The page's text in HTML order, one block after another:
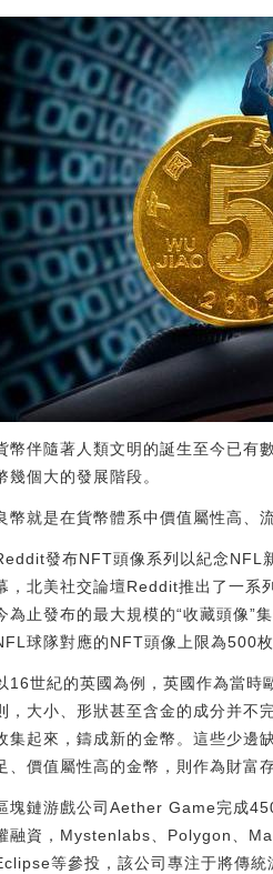
幣伴隨著人類文明的誕生至今已有
幾個大的發展階段。
幣就是在貨幣體系中價值屬性高、
發布NFT頭像系列以紀念NFL
，北美社交論壇Reddit推出了一系
為止發布的最大規模的“收藏頭像”
球隊對應的NFT頭像上限為500
16世紀的英國為例，英國作為當時
，大小、形狀甚至含金的成分并不
集起來，鑄成新的金幣。這些少邊
、價值屬性高的金幣，則作為財富
塊鏈游戲公司Aether Game完成
融資，Mystenlabs、Polygon、
等參投，該公司專注于將傳